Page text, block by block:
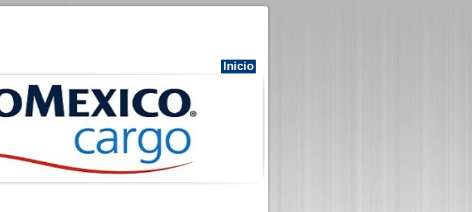
Inicio